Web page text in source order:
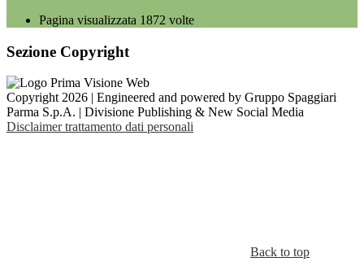
Pagina visualizzata 1872 volte
Sezione Copyright
Copyright 2026 | Engineered and powered by Gruppo Spaggiari
Parma S.p.A. | Divisione Publishing & New Social Media
Disclaimer trattamento dati personali
Back to top